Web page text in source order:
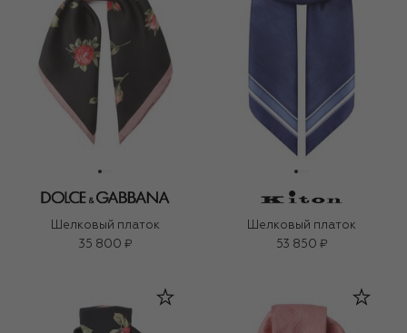
Шелковый платок
35 800 ₽
Шелковый платок
53 850 ₽